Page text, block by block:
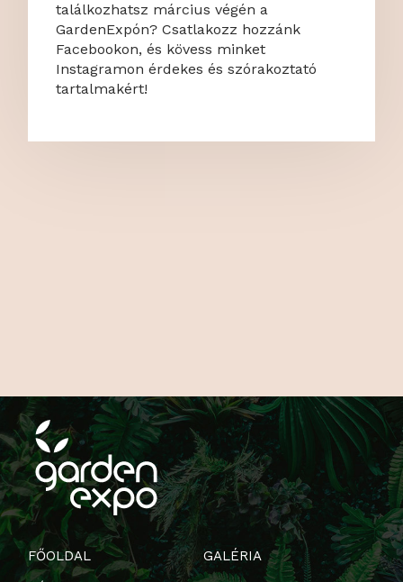
találkozhatsz március végén a
GardenExpón? Csatlakozz hozzánk
Facebookon, és kövess minket
Instagramon érdekes és szórakoztató
tartalmakért!
FŐOLDAL GALÉRIA